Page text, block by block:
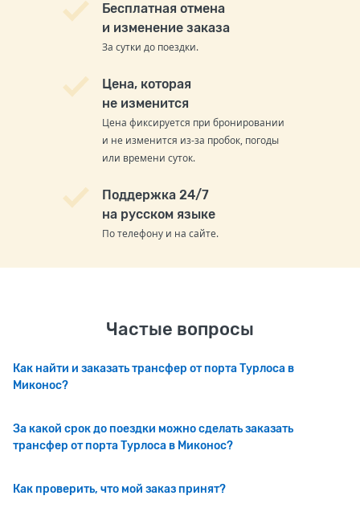
Бесплатная отмена
и изменение заказа
За сутки до поездки.
Цена, которая
не изменится
Цена фиксируется при бронировании
и не изменится из-за пробок, погоды
или времени суток.
Поддержка 24/7
на русском языке
По телефону и на сайте.
Частые вопросы
Как найти и заказать трансфер от порта Турлоса в
Миконос?
За какой срок до поездки можно сделать заказать
трансфер от порта Турлоса в Миконос?
Как проверить, что мой заказ принят?